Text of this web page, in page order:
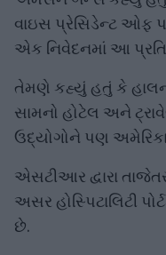
વાઇસ પ્રેસિડેન્ટ ઓફ
એક નિવેદનમાં આ
તેમણે કહ્યું હતું કે
સામનો હોટેલ અને
ઉદ્યોગોને પણ
એસટીઆર દ્વારા
અસર હોસ્પિટાલિટી
છે.